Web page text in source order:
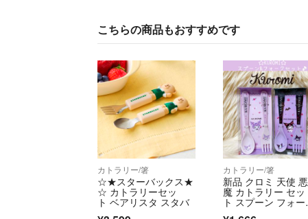
こちらの商品もおすすめです
カトラリー/箸
☆★スターバックス★
☆ カトラリーセッ
ト ベアリスタ スタバ
カトラリー/箸
新品 クロミ 天使 悪
魔 カトラリー セッ
ト スプーン フォー